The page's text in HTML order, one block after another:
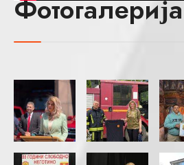
Фотогалерија